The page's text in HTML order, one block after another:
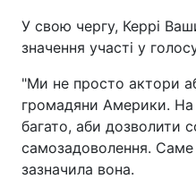
У свою чергу, Керрі
значення участі у
"Ми не просто актори
громадяни Америки. На
багато, аби дозволити
самозадоволення.
зазначила вона.